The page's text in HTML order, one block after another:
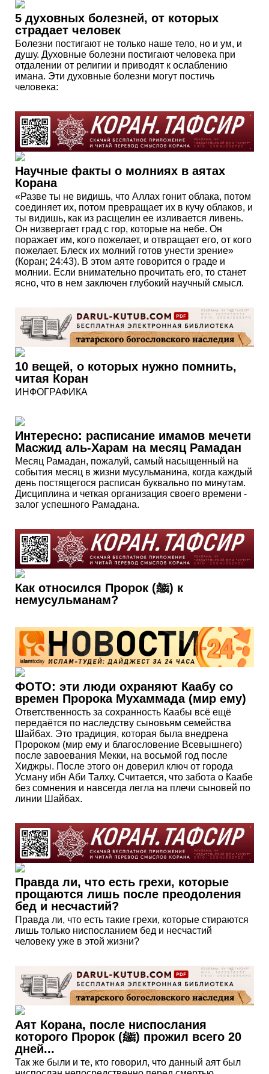
5 духовных болезней, от которых
страдает человек
Болезни постигают не только наше тело, но и ум, и
душу. Духовные болезни постигают человека при
отдалении от религии и приводят к ослаблению
имана. Эти духовные болезни могут постичь
человека:
Научные факты о молниях в аятах
Корана
«Разве ты не видишь, что Аллах гонит облака, потом
соединяет их, потом превращает их в кучу облаков, и
ты видишь, как из расщелин ее изливается ливень.
Он низвергает град с гор, которые на небе. Он
поражает им, кого пожелает, и отвращает его, от кого
пожелает. Блеск их молний готов унести зрение»
(Коран; 24:43). В этом аяте говорится о граде и
молнии. Если внимательно прочитать его, то станет
ясно, что в нем заключен глубокий научный смысл.
10 вещей, о которых нужно помнить,
читая Коран
ИНФОГРАФИКА
Интересно: расписание имамов мечети
Масжид аль-Харам на месяц Рамадан
Месяц Рамадан, пожалуй, самый насыщенный на
события месяц в жизни мусульманина, когда каждый
день постящегося расписан буквально по минутам.
Дисциплина и четкая организация своего времени -
залог успешного Рамадана.
Как относился Пророк (ﷺ) к
немусульманам?
ФОТО: эти люди охраняют Каабу со
времен Пророка Мухаммада (мир ему)
Ответственность за сохранность Каабы всё ещё
передаётся по наследству сыновьям семейства
Шайбах. Это традиция, которая была внедрена
Пророком (мир ему и благословение Всевышнего)
после завоевания Мекки, на восьмой год после
Хиджры. После этого он доверил ключ от города
Усману ибн Аби Талху. Считается, что забота о Каабе
без сомнения и навсегда легла на плечи сыновей по
линии Шайбах.
Правда ли, что есть грехи, которые
прощаются лишь после преодоления
бед и несчастий?
Правда ли, что есть такие грехи, которые стираются
лишь только ниспосланием бед и несчастий
человеку уже в этой жизни?
Аят Корана, после ниспослания
которого Пророк (ﷺ) прожил всего 20
дней...
Так же были и те, кто говорил, что данный аят был